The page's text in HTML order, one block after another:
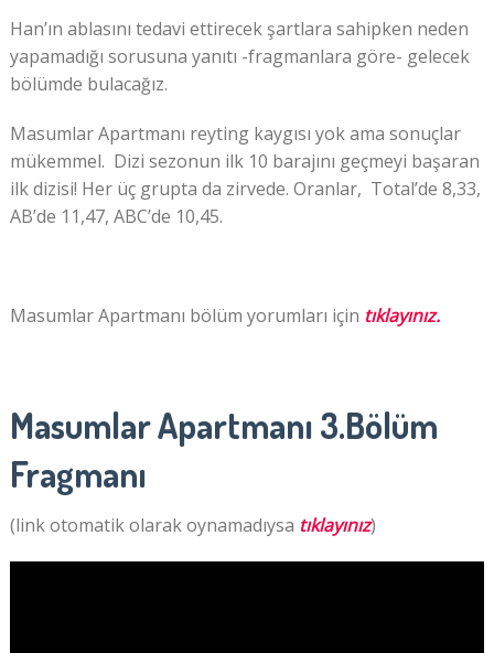
Han’ın ablasını tedavi ettirecek şartlara sahipken neden
yapamadığı sorusuna yanıtı -fragmanlara göre- gelecek
bölümde bulacağız.
Masumlar Apartmanı reyting kaygısı yok ama sonuçlar
mükemmel. Dizi sezonun ilk 10 barajını geçmeyi başaran
ilk dizisi! Her üç grupta da zirvede. Oranlar, Total’de 8,33,
AB’de 11,47, ABC’de 10,45.
Masumlar Apartmanı bölüm yorumları için tıklayınız.
Masumlar Apartmanı 3.Bölüm
Fragmanı
(link otomatik olarak oynamadıysa tıklayınız)